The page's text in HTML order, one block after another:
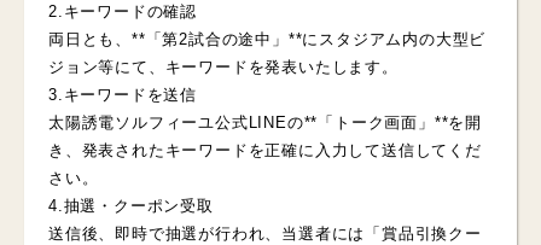
2.キーワードの確認
両日とも、**「第2試合の途中」**にスタジアム内の大型ビ
ジョン等にて、キーワードを発表いたします。
3.キーワードを送信
太陽誘電ソルフィーユ公式LINEの**「トーク画面」**を開
き、発表されたキーワードを正確に入力して送信してくだ
さい。
4.抽選・クーポン受取
送信後、即時で抽選が行われ、当選者には「賞品引換クー